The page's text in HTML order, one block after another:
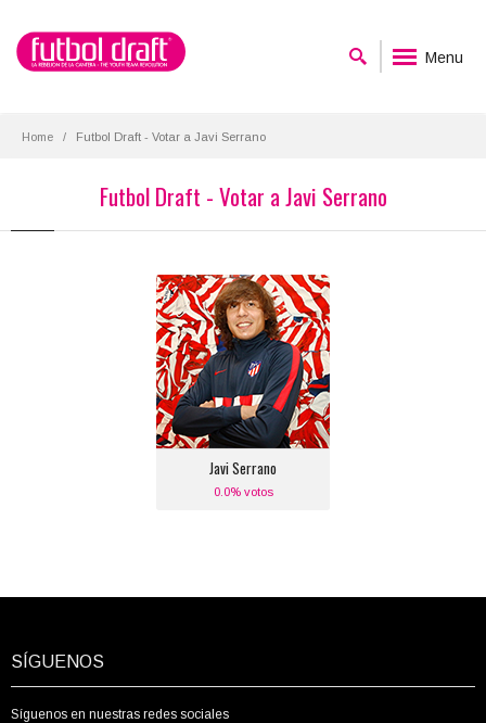
Menu
Home Futbol Draft - Votar a Javi Serrano
Futbol Draft - Votar a Javi Serrano
Javi Serrano
0.0% votos
Javi Serrano
Posición:
Medio Centro Derecho
Equipo actual:
Atlético de Madrid
SÍGUENOS
Síguenos en nuestras redes sociales